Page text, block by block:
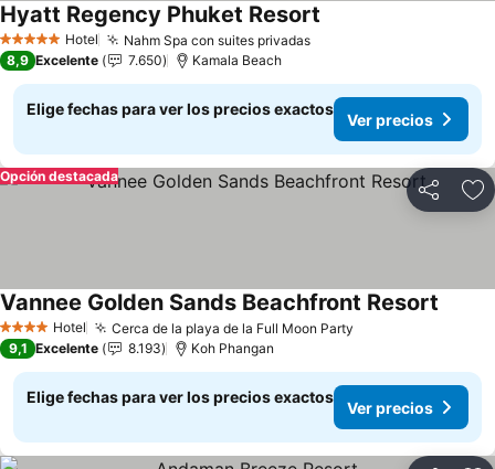
5 Estrellas Hotel Nahm Spa con suites privadasVer precios
Hyatt Regency Phuket Resort
8,9 Excelente 7.650 Kamala Beach
Elige fechas para ver los precios exactos
Ver precios
Compartir
Opción destacada
4 EstrellasHotel Cerca de la playa de la Full Moon Party
Vannee Golden Sands Beachfront Resort
9,1 Excelente 8.193 Koh Phangan
Elige fechas para ver los precios exactos
Ver precios